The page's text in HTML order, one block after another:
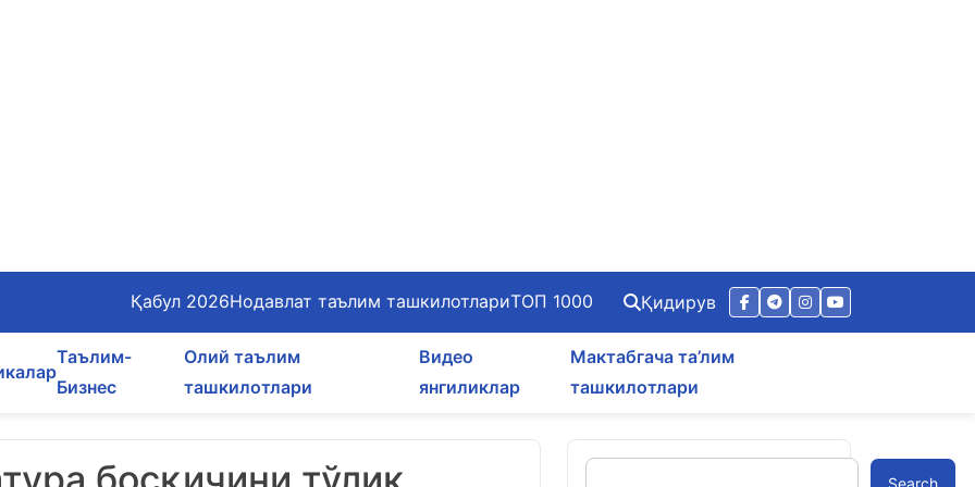
Қабул 2026Нодавлат таълим ташкилотлариТОП 1000 Қидирув
Таълим-
Бизнес
Олий таълим
ташкилотлари
Видео
янгиликлар
Мактабгача та’лим
ташкилотлари
Search